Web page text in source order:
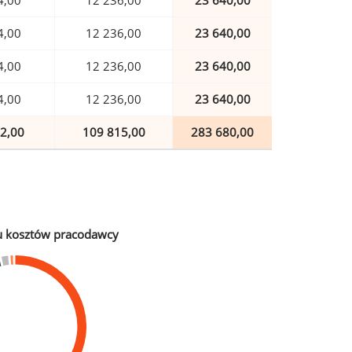
12 236,00 23 640,00
12 236,00 23 640,00
12 236,00 23 640,00
109 815,00 283 680,00
kosztów pracodawcy